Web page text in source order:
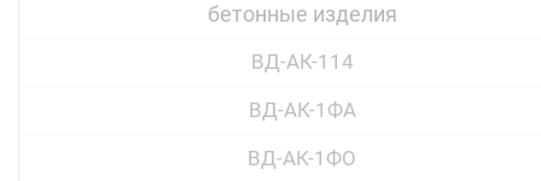
бетонные изделия
ВД-АК-114
ВД-АК-1ФА
ВД-АК-1ФО